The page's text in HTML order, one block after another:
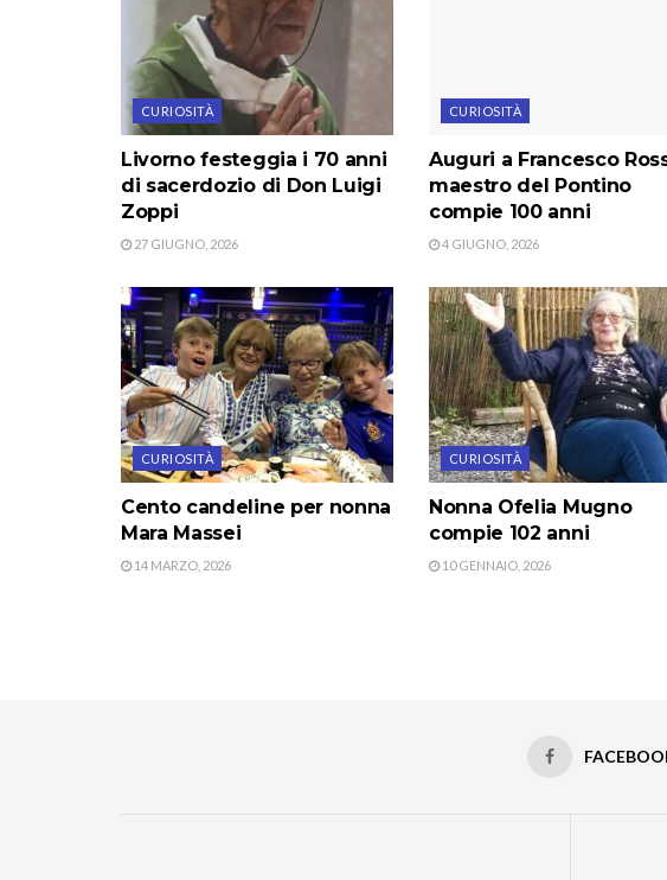
CURIOSITÀ
Livorno festeggia i 70 anni
di sacerdozio di Don Luigi
Zoppi
27 GIUGNO, 2026
CURIOSITÀ
Auguri a Francesco
maestro del Pontino
compie 100 anni
4 GIUGNO, 2026
CURIOSITÀ
Cento candeline per nonna
Mara Massei
14 MARZO, 2026
CURIOSITÀ
Nonna Ofelia Mugno
compie 102 anni
10 GENNAIO, 2026